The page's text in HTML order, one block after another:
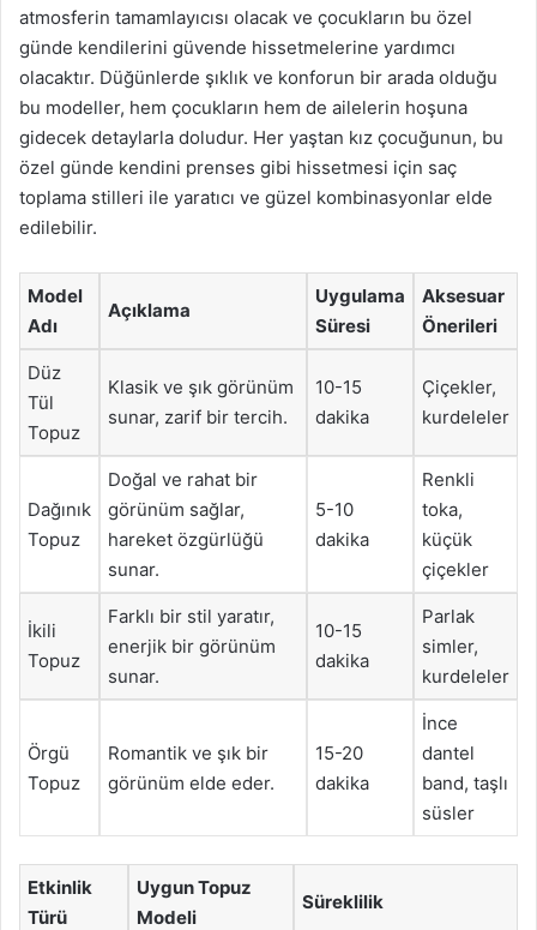
atmosferin tamamlayıcısı olacak ve çocukların bu özel
günde kendilerini güvende hissetmelerine yardımcı
olacaktır. Düğünlerde şıklık ve konforun bir arada olduğu
bu modeller, hem çocukların hem de ailelerin hoşuna
gidecek detaylarla doludur. Her yaştan kız çocuğunun, bu
özel günde kendini prenses gibi hissetmesi için saç
toplama stilleri ile yaratıcı ve güzel kombinasyonlar elde
edilebilir.
Model
Adı
Açıklama
Uygulama
Süresi
Aksesuar
Önerileri
Düz
Tül
Topuz
Klasik ve şık görünüm
sunar, zarif bir tercih.
10-15
dakika
Çiçekler,
kurdeleler
Dağınık
Topuz
Doğal ve rahat bir
görünüm sağlar,
hareket özgürlüğü
sunar.
5-10
dakika
Renkli
toka,
küçük
çiçekler
İkili
Topuz
Farklı bir stil yaratır,
enerjik bir görünüm
sunar.
10-15
dakika
Parlak
simler,
kurdeleler
Örgü
Topuz
Romantik ve şık bir
görünüm elde eder.
15-20
dakika
İnce
dantel
band, taşlı
süsler
Etkinlik
Türü
Uygun Topuz
Modeli
Süreklilik